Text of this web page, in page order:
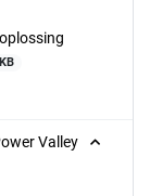
Valley